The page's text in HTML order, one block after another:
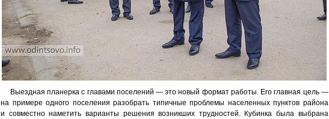
Выездная планерка с главами поселений — это новый формат работы. Его главная цель —
на примере одного поселения разобрать типичные проблемы населенных пунктов района
и совместно наметить варианты решения возникших трудностей. Кубинка была выбрана